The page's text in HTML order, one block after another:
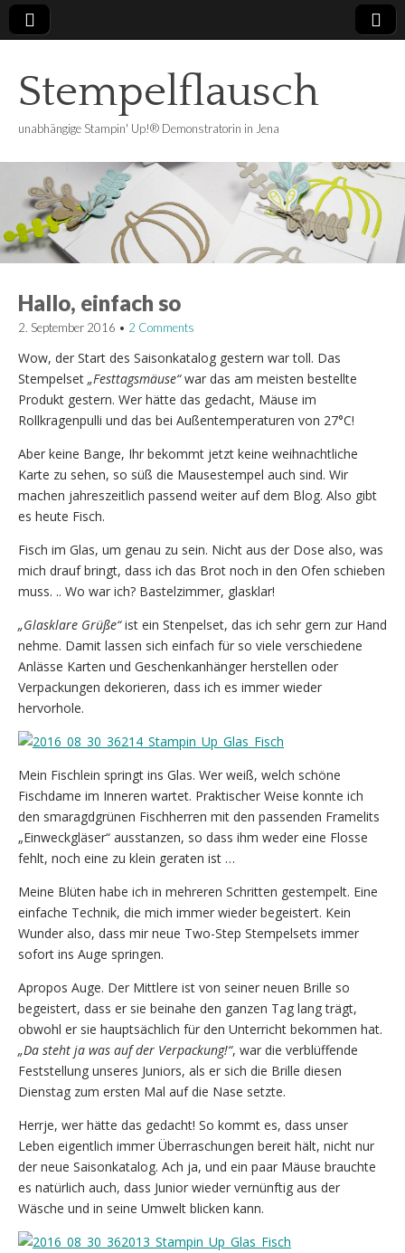
Stempelflausch
unabhängige Stampin' Up!® Demonstratorin in Jena
Hallo, einfach so
2. September 2016 • 2 Comments
Wow, der Start des Saisonkatalog gestern war toll. Das
Stempelset „Festtagsmäuse“war das am meisten bestellte
Produkt gestern. Wer hätte das gedacht, Mäuse im
Rollkragenpulli und das bei Außentemperaturen von 27°C!
Aber keine Bange, Ihr bekommt jetzt keine weihnachtliche
Karte zu sehen, so süß die Mausestempel auch sind. Wir
machen jahreszeitlich passend weiter auf dem Blog. Also gibt
es heute Fisch.
Fisch im Glas, um genau zu sein. Nicht aus der Dose also, was
mich drauf bringt, dass ich das Brot noch in den Ofen schieben
muss. .. Wo war ich? Bastelzimmer, glasklar!
„Glasklare Grüße“ist ein Stenpelset, das ich sehr gern zur Hand
nehme. Damit lassen sich einfach für so viele verschiedene
Anlässe Karten und Geschenkanhänger herstellen oder
Verpackungen dekorieren, dass ich es immer wieder
hervorhole.
Mein Fischlein springt ins Glas. Wer weiß, welch schöne
Fischdame im Inneren wartet. Praktischer Weise konnte ich
den smaragdgrünen Fischherren mit den passenden Framelits
„Einweckgläser“ ausstanzen, so dass ihm weder eine Flosse
fehlt, noch eine zu klein geraten ist …
Meine Blüten habe ich in mehreren Schritten gestempelt. Eine
einfache Technik, die mich immer wieder begeistert. Kein
Wunder also, dass mir neue Two-Step Stempelsets immer
sofort ins Auge springen.
Apropos Auge. Der Mittlere ist von seiner neuen Brille so
begeistert, dass er sie beinahe den ganzen Tag lang trägt,
obwohl er sie hauptsächlich für den Unterricht bekommen hat.
„Da steht ja was auf der Verpackung!“, war die verblüffende
Feststellung unseres Juniors, als er sich die Brille diesen
Dienstag zum ersten Mal auf die Nase setzte.
Herrje, wer hätte das gedacht! So kommt es, dass unser
Leben eigentlich immer Überraschungen bereit hält, nicht nur
der neue Saisonkatalog. Ach ja, und ein paar Mäuse brauchte
es natürlich auch, dass Junior wieder vernünftig aus der
Wäsche und in seine Umwelt blicken kann.